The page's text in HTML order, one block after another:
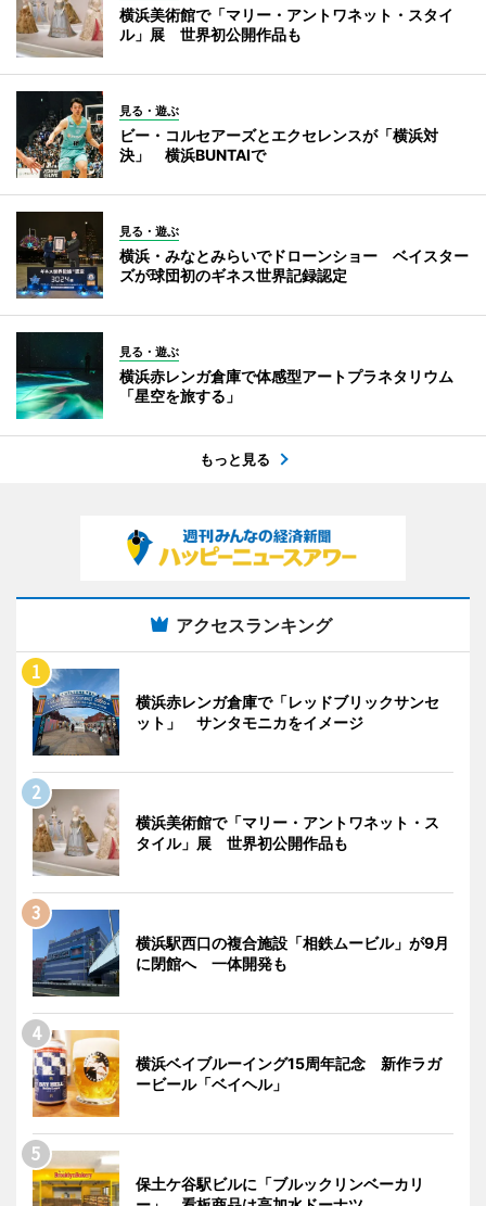
横浜美術館で「マリー・アントワネット・スタイ
ル」展 世界初公開作品も
見る・遊ぶ
ビー・コルセアーズとエクセレンスが「横浜対
決」 横浜BUNTAIで
見る・遊ぶ
横浜・みなとみらいでドローンショー ベイスター
ズが球団初のギネス世界記録認定
見る・遊ぶ
横浜赤レンガ倉庫で体感型アートプラネタリウム
「星空を旅する」
もっと見る
アクセスランキング
横浜赤レンガ倉庫で「レッドブリックサンセ
ット」 サンタモニカをイメージ
横浜美術館で「マリー・アントワネット・ス
タイル」展 世界初公開作品も
横浜駅西口の複合施設「相鉄ムービル」が9月
に閉館へ 一体開発も
横浜ベイブルーイング15周年記念 新作ラガ
ービール「ベイヘル」
保土ケ谷駅ビルに「ブルックリンベーカリ